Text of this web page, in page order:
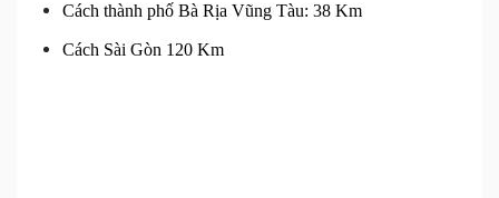
Cách thành phố Bà Rịa Vũng Tàu: 38 Km
Cách Sài Gòn 120 Km